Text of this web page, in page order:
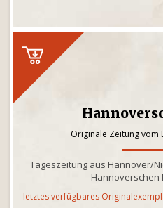
Originale Zeitung vom
Tageszeitung aus Hannover/
Hannoverschen
letztes verfügbares